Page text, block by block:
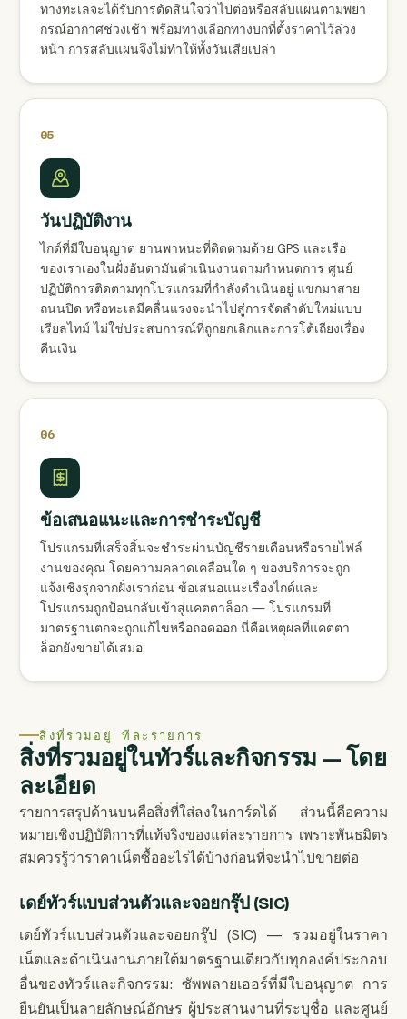
ทางทะเลจะได้รับการตัดสินใจว่าไปต่อหรือสลับแผนตามพยา
กรณ์อากาศช่วงเช้า พร้อมทางเลือกทางบกที่ตั้งราคาไว้ล่วง
หน้า การสลับแผนจึงไม่ทำให้ทั้งวันเสียเปล่า
05
วันปฏิบัติงาน
ไกด์ที่มีใบอนุญาต ยานพาหนะที่ติดตามด้วย GPS และเรือ
ของเราเองในฝั่งอันดามันดำเนินงานตามกำหนดการ ศูนย์
ปฏิบัติการติดตามทุกโปรแกรมที่กำลังดำเนินอยู่ แขกมาสาย
ถนนปิด หรือทะเลมีคลื่นแรงจะนำไปสู่การจัดลำดับใหม่แบบ
เรียลไทม์ ไม่ใช่ประสบการณ์ที่ถูกยกเลิกและการโต้เถียงเรื่อง
คืนเงิน
06
ข้อเสนอแนะและการชำระบัญชี
โปรแกรมที่เสร็จสิ้นจะชำระผ่านบัญชีรายเดือนหรือรายไฟล์
งานของคุณ โดยความคลาดเคลื่อนใด ๆ ของบริการจะถูก
แจ้งเชิงรุกจากฝั่งเราก่อน ข้อเสนอแนะเรื่องไกด์และ
โปรแกรมถูกป้อนกลับเข้าสู่แคตตาล็อก — โปรแกรมที่
มาตรฐานตกจะถูกแก้ไขหรือถอดออก นี่คือเหตุผลที่แคตตา
ล็อกยังขายได้เสมอ
สิ่งที่รวมอยู่ ทีละรายการ
สิ่งที่รวมอยู่ในทัวร์และกิจกรรม — โดย
ละเอียด
รายการสรุปด้านบนคือสิ่งที่ใส่ลงในการ์ดได้ ส่วนนี้คือความ
หมายเชิงปฏิบัติการที่แท้จริงของแต่ละรายการ เพราะพันธมิตร
สมควรรู้ว่าราคาเน็ตซื้ออะไรได้บ้างก่อนที่จะนำไปขายต่อ
เดย์ทัวร์แบบส่วนตัวและจอยกรุ๊ป (SIC)
เดย์ทัวร์แบบส่วนตัวและจอยกรุ๊ป (SIC) — รวมอยู่ในราคา
เน็ตและดำเนินงานภายใต้มาตรฐานเดียวกับทุกองค์ประกอบ
อื่นของทัวร์และกิจกรรม: ซัพพลายเออร์ที่มีใบอนุญาต การ
ยืนยันเป็นลายลักษณ์อักษร ผู้ประสานงานที่ระบุชื่อ และศูนย์